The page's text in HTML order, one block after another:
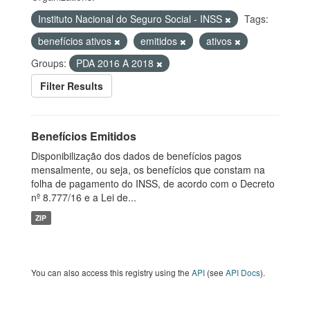
Instituto Nacional do Seguro Social - INSS
Tags:
benefícios ativos
emitidos
ativos
Groups:
PDA 2016 A 2018
Filter Results
Benefícios Emitidos
Disponibilização dos dados de benefícios pagos
mensalmente, ou seja, os benefícios que constam na
folha de pagamento do INSS, de acordo com o Decreto
nº 8.777/16 e a Lei de...
ZIP
You can also access this registry using the API (see API Docs).